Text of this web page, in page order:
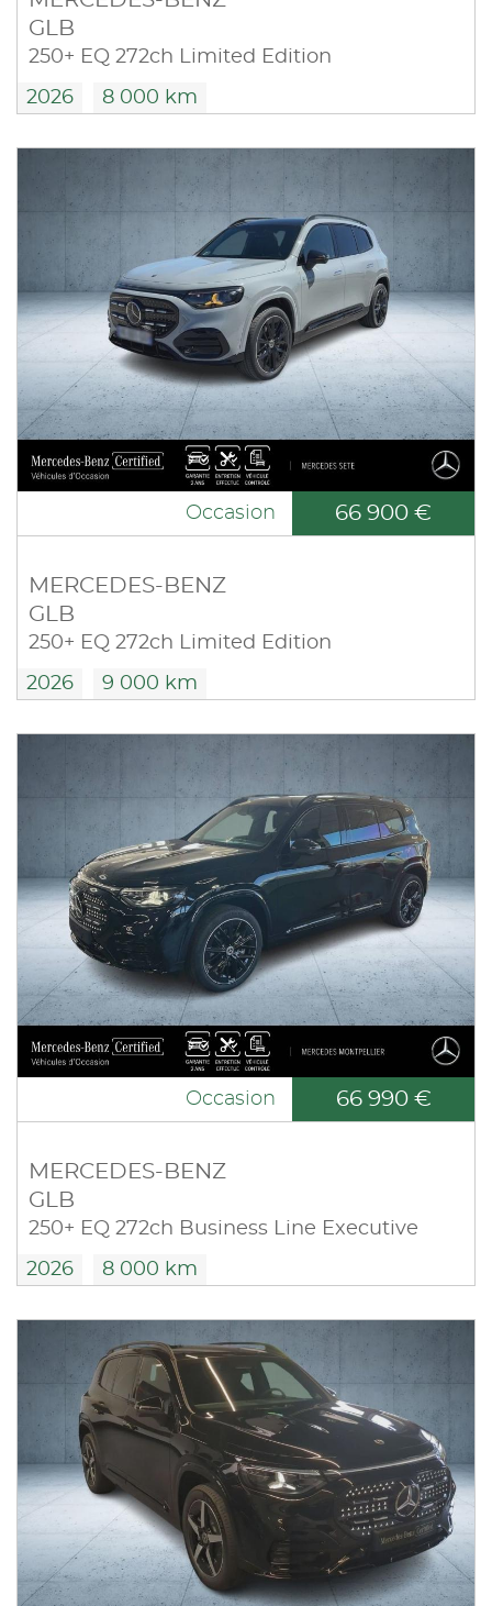
GLB
250+ EQ 272ch Limited Edition
2026 8 000 km
Occasion 66 900 €
MERCEDES-BENZ
GLB
250+ EQ 272ch Limited Edition
2026 9 000 km
Occasion 66 990 €
MERCEDES-BENZ
GLB
250+ EQ 272ch Business Line Executive
2026 8 000 km